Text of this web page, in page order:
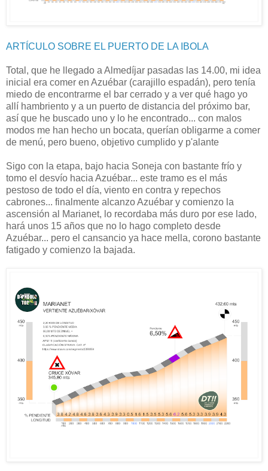
ARTÍCULO SOBRE EL PUERTO DE LA IBOLA
Total, que he llegado a Almedíjar pasadas las 14.00, mi idea
inicial era comer en Azuébar (carajillo espadán), pero tenía
miedo de encontrarme el bar cerrado y a ver qué hago yo
allí hambriento y a un puerto de distancia del próximo bar,
así que he buscado uno y lo he encontrado... con malos
modos me han hecho un bocata, querían obligarme a comer
de menú, pero bueno, objetivo cumplido y p'alante
Sigo con la etapa, bajo hacia Soneja con bastante frío y
tomo el desvío hacia Azuébar... este tramo es el más
pestoso de todo el día, viento en contra y repechos
cabrones... finalmente alcanzo Azuébar y comienzo la
ascensión al Marianet, lo recordaba más duro por ese lado,
hará unos 15 años que no lo hago completo desde
Azuébar... pero el cansancio ya hace mella, corono bastante
fatigado y comienzo la bajada.